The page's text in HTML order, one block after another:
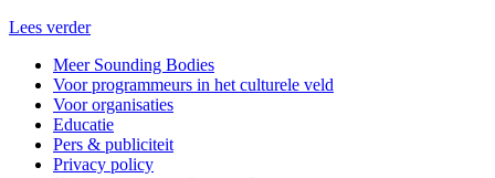
Lees verder
Meer Sounding Bodies
Voor programmeurs in het culturele veld
Voor organisaties
Educatie
Pers & publiciteit
Privacy policy